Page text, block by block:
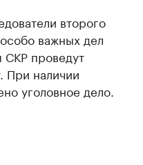
второго
важных дел
СКР проведут
При наличии
уголовное дело.